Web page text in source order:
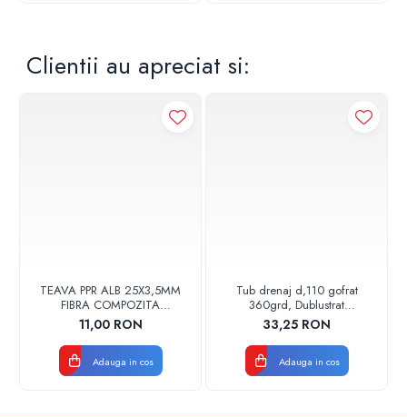
Clientii au apreciat si:
TEAVA PPR ALB 25X3,5MM
FIBRA COMPOZITA
10033025004
VALDUOTHERM VALROM
11,00 RON
Adauga in cos
Tub drenaj d,110 gofrat
360grd, Dublustrat
verde/negru 110152 Drainkit
33,25 RON
Adauga in cos